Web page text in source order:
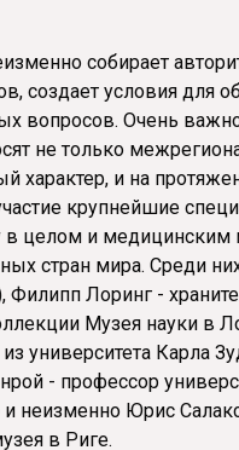
собирает
создает условия для
вопросов. Очень
не только
характер, и на
крупнейшие
в целом и медицинским
стран мира. Среди
Филипп Лоринг -
Музея науки в
университета Карла
- профессор
неизменно Юрис
в Риге.